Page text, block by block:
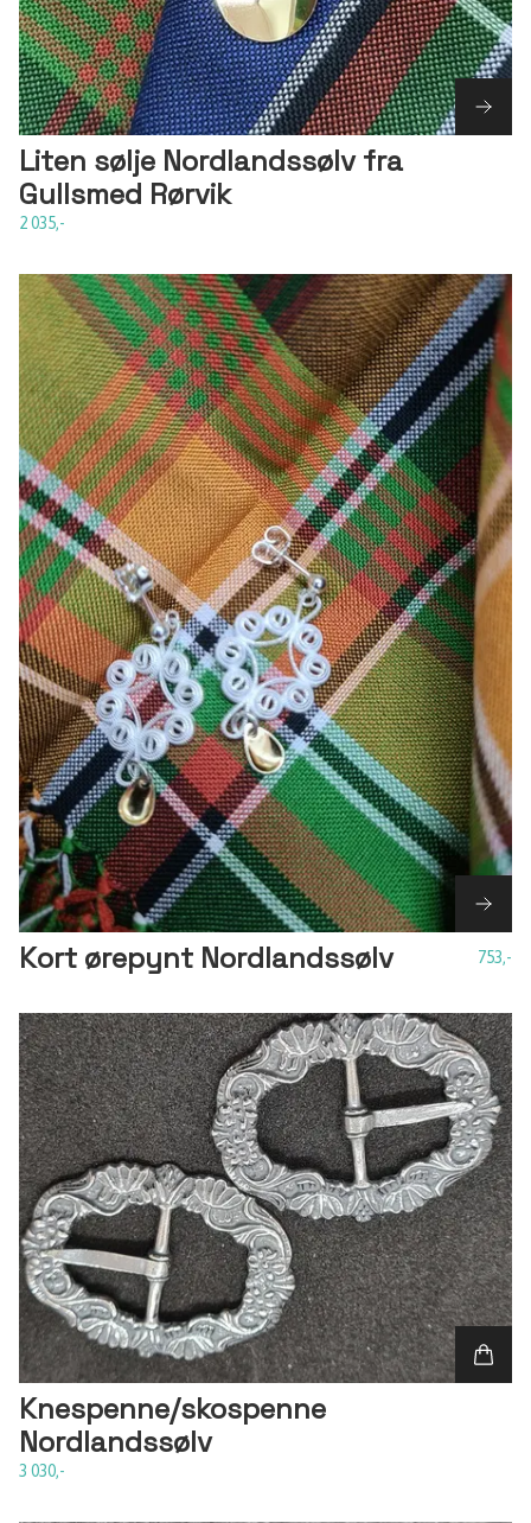
Liten sølje Nordlandssølv fra
Gullsmed Rørvik
2 035,-
Kort ørepynt Nordlandssølv 753,-
Knespenne/skospenne
Nordlandssølv
3 030,-